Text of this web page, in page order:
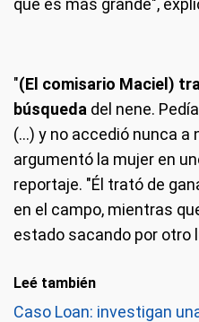
que es más grande",
"(El comisario Maciel)
búsqueda del nene.
(...) y no accedió nunca a
argumentó la mujer en
reportaje. "Él trató de
en el campo, mientras
estado sacando por otro
Leé también
Caso Loan: investigan